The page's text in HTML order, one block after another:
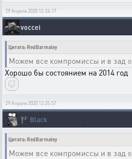
29 Апреля 2020 12:24:17
voccei
Цитата: RedBarmaley
Можем все компромиссы и в зад в
Хорошо бы состоянием на 2014 год
29 Апреля 2020 12:35:57
🏴 Black
Цитата: RedBarmaley
Можем все компромиссы и в зад в